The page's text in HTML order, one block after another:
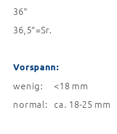
36"
36,5"=Sr.
Vorspann:
wenig: <18 mm
normal: ca. 18-25 mm